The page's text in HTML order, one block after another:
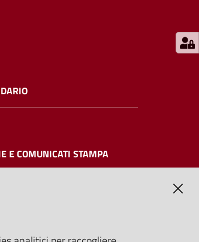
E COMUNICATI STAMPA